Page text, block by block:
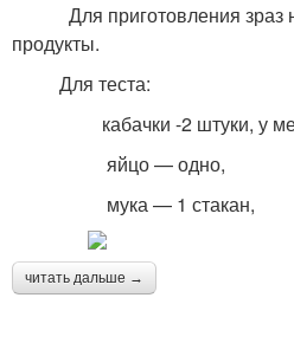
Для приготовления зраз
продукты.
Для теста:
кабачки -2 штуки, у
яйцо — одно,
мука — 1 стакан,
читать дальше →